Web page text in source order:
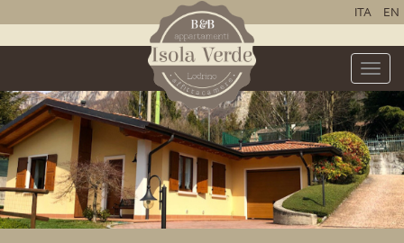
ITA EN
Toggle